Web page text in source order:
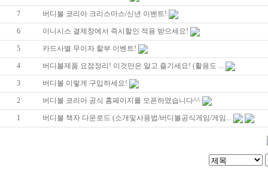
7 버디볼 코리아 크리스마스/신년 이벤트!
6 이니시스 결제창에서 즉시할인 적용 받으세요!
5 카드사별 무이자 할부 이벤트!
4 버디볼제품 요점정리! 이것만은 알고 즐기세요! (활용도 ...
3 버디볼 이렇게 구입하세요!
2 버디볼 코리아 공식 홈페이지를 오픈하였습니다^^
1 버디볼 책자 다운로드 (소개및사용법/버디볼공식게임/게임...